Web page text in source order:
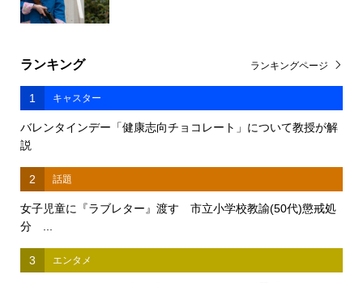
ランキング
1 キャスター
バレンタインデー「健康志向チョコレート」について教授が解
説
2 話題
女子児童に『ラブレター』渡す 市立小学校教諭(50代)懲戒処
分 ...
3 エンタメ
ランキングページ